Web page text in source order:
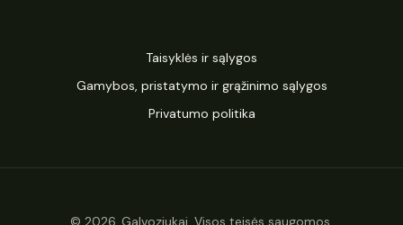
Taisyklės ir sąlygos
Gamybos, pristatymo ir grąžinimo sąlygos
Privatumo politika
© 2026. Galvoziukai. Visos teisės saugomos.